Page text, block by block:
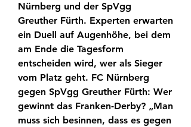
Nürnberg und der SpVgg
Greuther Fürth. Experten erwarten
ein Duell auf Augenhöhe, bei dem
am Ende die Tagesform
entscheiden wird, wer als Sieger
vom Platz geht. FC Nürnberg
gegen SpVgg Greuther Fürth: Wer
gewinnt das Franken-Derby? „Man
muss sich besinnen, dass es gegen